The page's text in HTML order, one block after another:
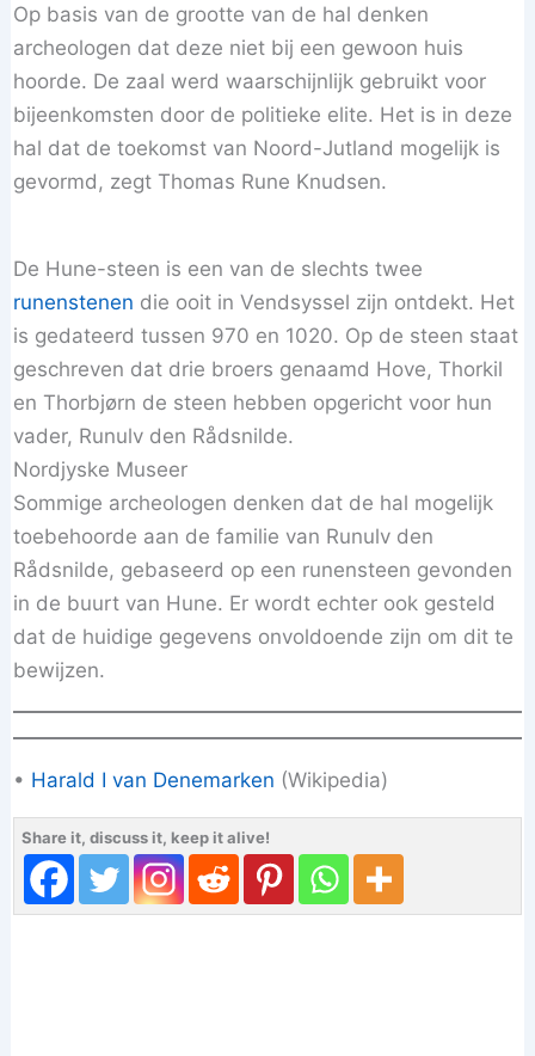
Op basis van de grootte van de hal denken
archeologen dat deze niet bij een gewoon huis
hoorde. De zaal werd waarschijnlijk gebruikt voor
bijeenkomsten door de politieke elite. Het is in deze
hal dat de toekomst van Noord-Jutland mogelijk is
gevormd, zegt Thomas Rune Knudsen.
De Hune-steen is een van de slechts twee
runenstenen die ooit in Vendsyssel zijn ontdekt. Het
is gedateerd tussen 970 en 1020. Op de steen staat
geschreven dat drie broers genaamd Hove, Thorkil
en Thorbjørn de steen hebben opgericht voor hun
vader, Runulv den Rådsnilde.
Nordjyske Museer
Sommige archeologen denken dat de hal mogelijk
toebehoorde aan de familie van Runulv den
Rådsnilde, gebaseerd op een runensteen gevonden
in de buurt van Hune. Er wordt echter ook gesteld
dat de huidige gegevens onvoldoende zijn om dit te
bewijzen.
• Harald I van Denemarken (Wikipedia)
Share it, discuss it, keep it alive!